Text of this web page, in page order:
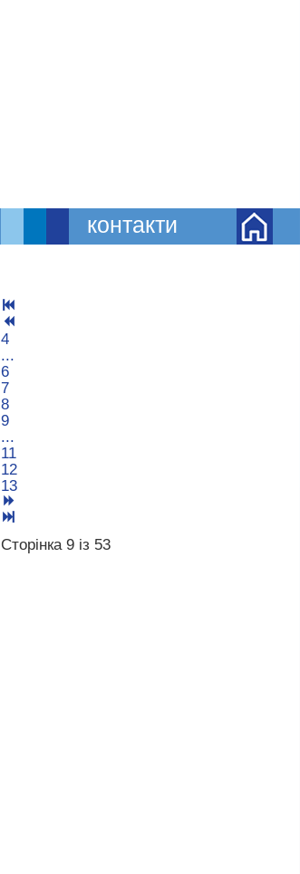
контакти
4
...
6
7
8
9
...
11
12
13
Сторінка 9 із 53